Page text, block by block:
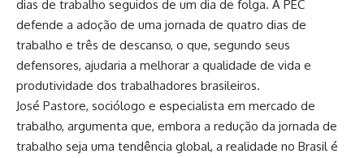
dias de trabalho seguidos de um dia de folga. A PEC
defende a adoção de uma jornada de quatro dias de
trabalho e três de descanso, o que, segundo seus
defensores, ajudaria a melhorar a qualidade de vida e
produtividade dos trabalhadores brasileiros.
José Pastore, sociólogo e especialista em mercado de
trabalho, argumenta que, embora a redução da jornada de
trabalho seja uma tendência global, a realidade no Brasil é